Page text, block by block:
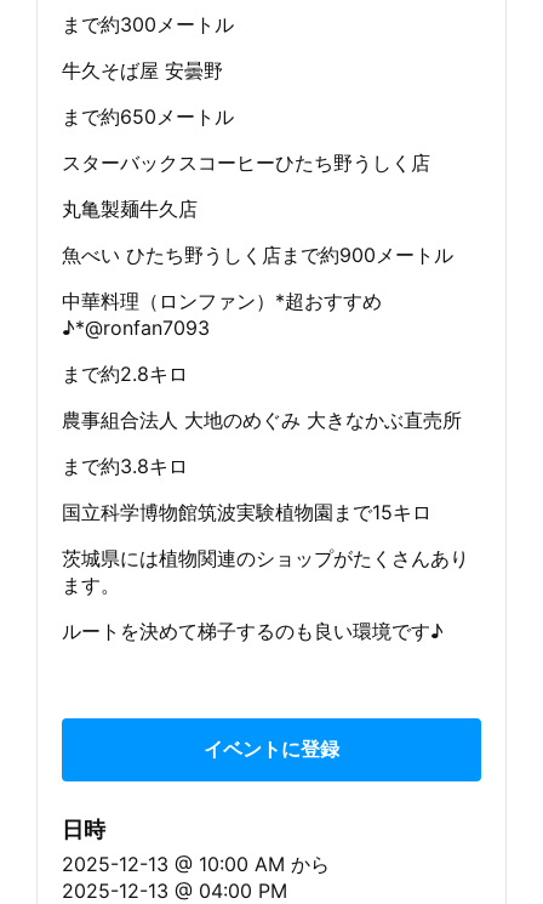
まで約300メートル
牛久そば屋 安曇野
まで約650メートル
スターバックスコーヒーひたち野うしく店
丸亀製麺牛久店
魚べい ひたち野うしく店まで約900メートル
中華料理（ロンファン）*超おすすめ
♪*@ronfan7093
まで約2.8キロ
農事組合法人 大地のめぐみ 大きなかぶ直売所
まで約3.8キロ
国立科学博物館筑波実験植物園まで15キロ
茨城県には植物関連のショップがたくさんあり
ます。
ルートを決めて梯子するのも良い環境です♪
イベントに登録
日時
2025-12-13 @ 10:00 AMから
2025-12-13 @ 04:00 PM